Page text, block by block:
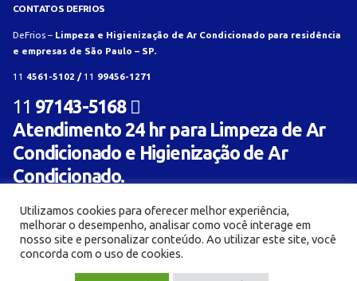
CONTATOS DEFRIOS
DeFrios – Limpeza e Higienização de Ar Condicionado para residência
e empresas de São Paulo – SP.
11 4561-5102 / 11 99456-1271
11 97143-5168
Atendimento 24 hr para Limpeza de Ar
Condicionado e Higienização de Ar
Condicionado.
© Limpeza e Higienização de aparelho de ar condicionado para residência e empresa -
Utilizamos cookies para oferecer melhor experiência,
melhorar o desempenho, analisar como você interage em
nosso site e personalizar conteúdo. Ao utilizar este site, você
concorda com o uso de cookies.
Orçamento Rápido!